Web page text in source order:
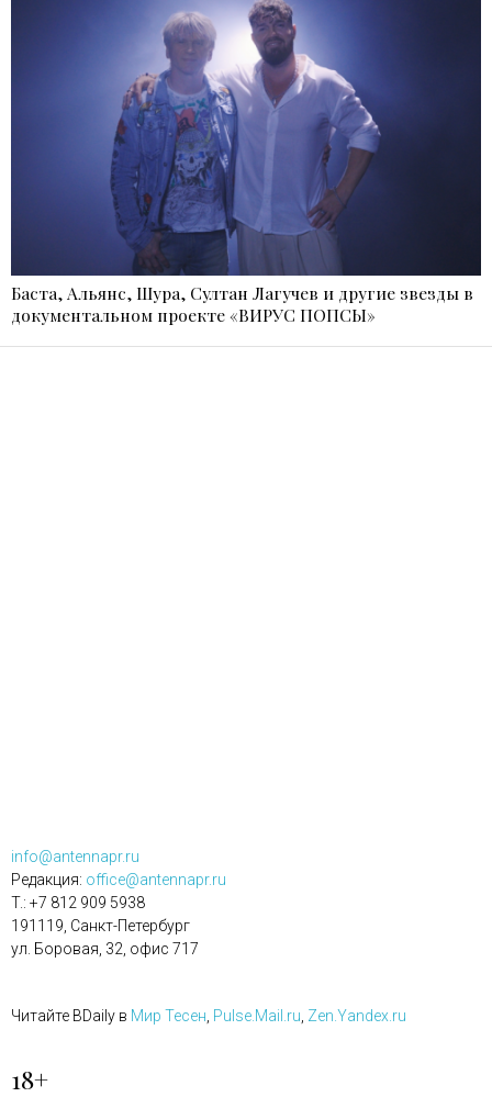
Баста, Альянс, Шура, Султан Лагучев и другие звезды в
документальном проекте «ВИРУС ПОПСЫ»
info@antennapr.ru
Редакция: office@antennapr.ru
T.: +7 812 909 5938
191119, Санкт-Петербург
ул. Боровая, 32, офис 717
Читайте BDaily в Мир Тесен Pulse.Mail.ru Zen.Yandex.ru
18+